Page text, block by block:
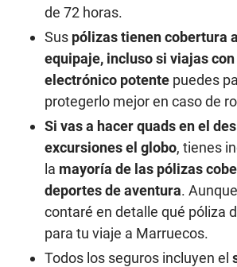
de 72 horas.
Sus pólizas tienen cobertura
equipaje, incluso si viajas
electrónico potente puedes
protegerlo mejor en caso de
Si vas a hacer quads en el
excursiones el globo, tienes
la mayoría de las pólizas
deportes de aventura.
contaré en detalle qué póliza
para tu viaje a Marruecos.
Todos los seguros incluyen el